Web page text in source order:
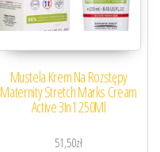
Mustela Krem Na Rozstępy
Maternity Stretch Marks Cream
Active 3In1 250Ml
51,50zł